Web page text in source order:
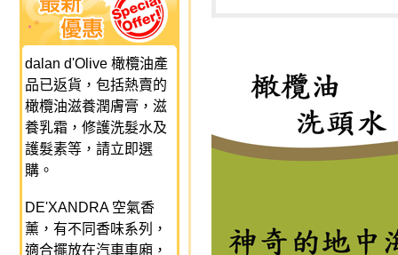
dalan d'Olive 橄欖油產
品已返貨，包括熱賣的
橄欖油滋養潤膚膏，滋
養乳霜，修護洗髮水及
護髮素等，請立即選
購。
DE'XANDRA 空氣香
薰，有不同香味系列，
適合擺放在汽車車廂，